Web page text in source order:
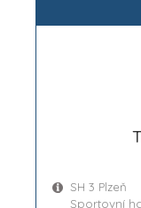
SH 3 Plzeň
Sportovní